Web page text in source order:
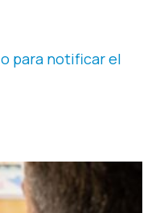
para notificar el